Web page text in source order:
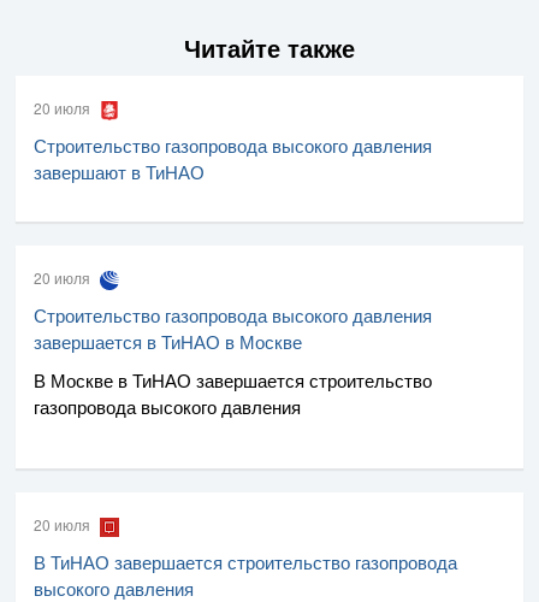
Читайте также
20 июля
Строительство газопровода высокого давления
завершают в ТиНАО
20 июля
Строительство газопровода высокого давления
завершается в ТиНАО в Москве
В Москве в ТиНАО завершается строительство
газопровода высокого давления
20 июля
В ТиНАО завершается строительство газопровода
высокого давления